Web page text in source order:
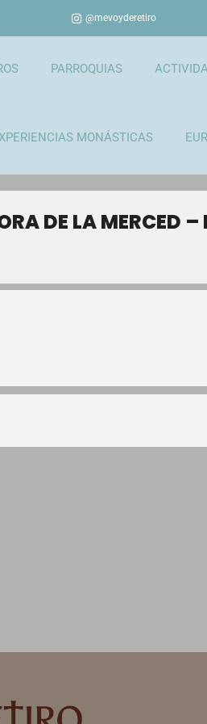
@mevoyderetiro
PARROQUIAS
MONÁSTICAS
DE LA MERCED –